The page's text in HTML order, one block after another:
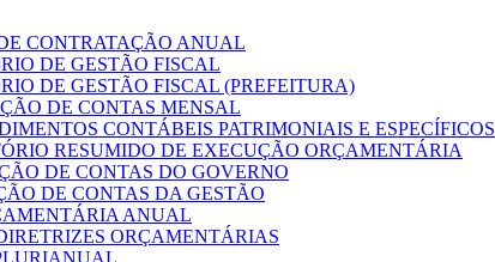
CONTRATAÇÃO ANUAL
DE GESTÃO FISCAL
DE GESTÃO FISCAL (PREFEITURA)
DE CONTAS MENSAL
CONTÁBEIS PATRIMONIAIS E ESPECÍFICOS
RESUMIDO DE EXECUÇÃO ORÇAMENTÁRIA
DE CONTAS DO GOVERNO
DE CONTAS DA GESTÃO
ANUAL
ORÇAMENTÁRIAS